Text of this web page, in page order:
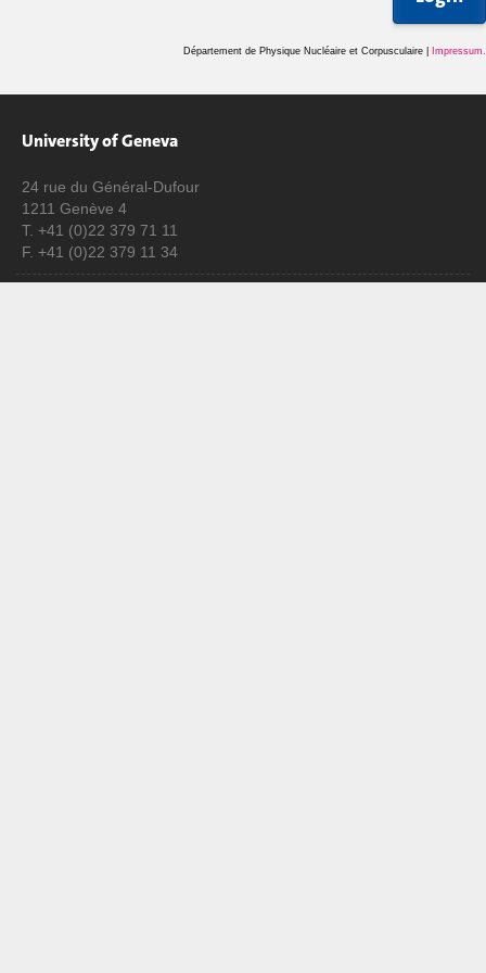
Département de Physique Nucléaire et Corpusculaire | Impressum
University of Geneva
24 rue du Général-Dufour
1211 Genève 4
T. +41 (0)22 379 71 11
F. +41 (0)22 379 11 34